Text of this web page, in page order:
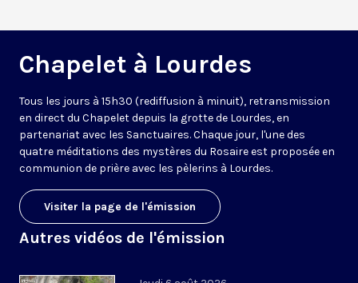
Chapelet à Lourdes
Tous les jours à 15h30 (rediffusion à minuit), retransmission
en direct du Chapelet depuis la grotte de Lourdes, en
partenariat avec les Sanctuaires. Chaque jour, l'une des
quatre méditations des mystères du Rosaire est proposée en
communion de prière avec les pèlerins à Lourdes.
Visiter la page de l'émission
Autres vidéos de l'émission